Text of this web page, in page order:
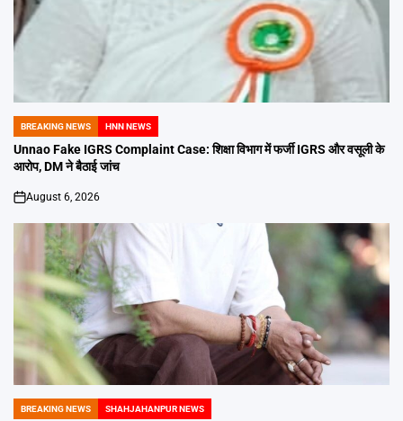
POSTED
IN
BREAKING NEWS HNN NEWS
Unnao Fake IGRS Complaint Case: शिक्षा विभाग में फर्जी IGRS और वसूली के
आरोप, DM ने बैठाई जांच
on
August 6, 2026
POSTED
BREAKING NEWS SHAHJAHANPUR NEWS